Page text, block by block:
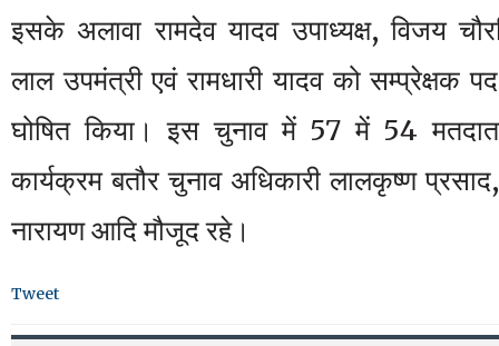
इसके अलावा रामदेव यादव उपाध्यक्ष, विजय
लाल उपमंत्री एवं रामधारी यादव को सम्प्रेक्षक पद
घोषित किया। इस चुनाव में 57 में 54
कार्यक्रम बतौर चुनाव अधिकारी लालकृष्ण
नारायण आदि मौजूद रहे।
Tweet